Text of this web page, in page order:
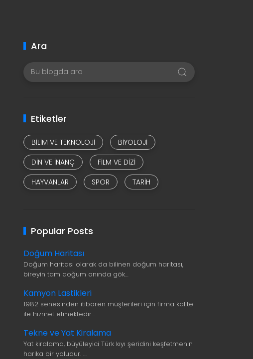
Ara
Etiketler
BILIM VE TEKNOLOJI
BIYOLOJI
DIN VE INANÇ
FILM VE DIZI
HAYVANLAR
SPOR TARIH
Popular Posts
Doğum Haritası
Doğum haritası olarak da bilinen doğum haritası,
bireyin tam doğum anında gök…
Kamyon Lastikleri
1982 senesinden itibaren müşterileri için firma kalite
ile hizmet etmektedir…
Tekne ve Yat Kiralama
Yat kiralama, büyüleyici Türk kıyı şeridini keşfetmenin
harika bir yoludur. …